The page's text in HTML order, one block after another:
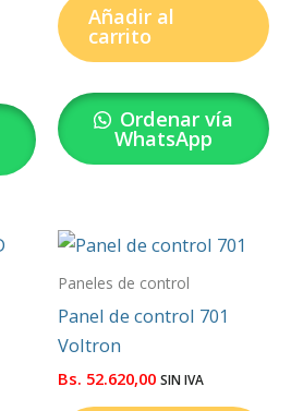
Añadir al
carrito
Ordenar vía
WhatsApp
Paneles de control
Panel de control 701
Voltron
Bs. 52.620,00 SIN IVA